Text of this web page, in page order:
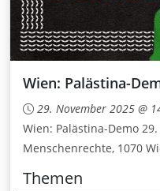
Wien: Palästina-
29. November 2025 @
Wien: Palästina-Demo
Menschenrechte, 1070
Themen